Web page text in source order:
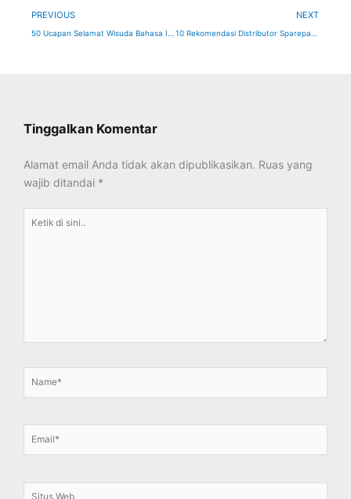
Prev
PREVIOUS NEXT
Tinggalkan Komentar
Alamat email Anda tidak akan dipublikasikan. Ruas yang
wajib ditandai *
Ketik
Name*
Email*
Situs